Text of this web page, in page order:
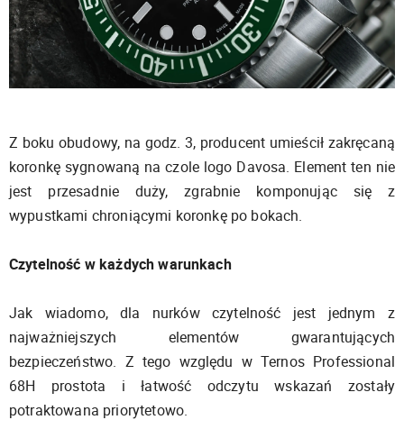
Z boku obudowy, na godz. 3, producent umieścił zakręcaną
koronkę sygnowaną na czole logo Davosa. Element ten nie
jest przesadnie duży, zgrabnie komponując się z
wypustkami chroniącymi koronkę po bokach.
Czytelność w każdych warunkach
Jak wiadomo, dla nurków czytelność jest jednym z
najważniejszych elementów gwarantujących
bezpieczeństwo. Z tego względu w Ternos Professional
68H prostota i łatwość odczytu wskazań zostały
potraktowana priorytetowo.